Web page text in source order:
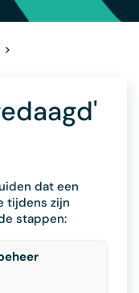
>
dat een
tijdens zijn
stappen: